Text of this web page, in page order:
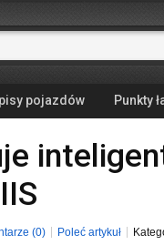
pojazdów Punkty
(0) Poleć artykuł